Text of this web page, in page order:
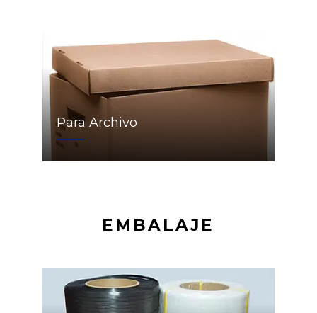
Para Archivo
EMBALAJE